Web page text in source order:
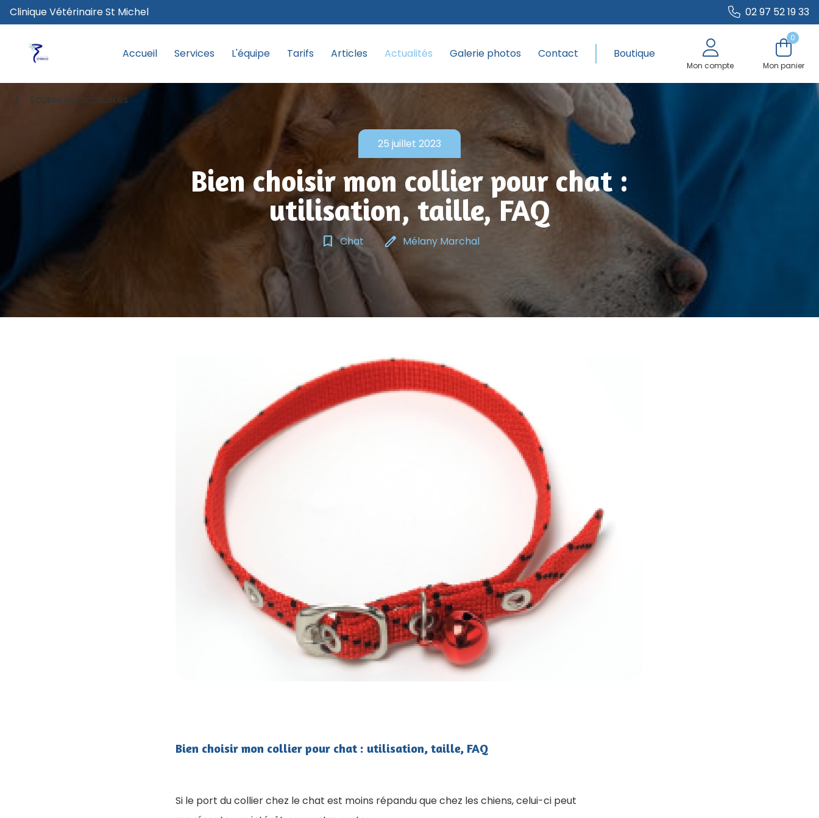
Clinique Vétérinaire St Michel 02 97 52 19 33
Accueil Services L'équipe Tarifs Articles Actualités Galerie photos Contact Boutique
Mon compte
0
Mon panier
chevron_left Toutes les actualités
25 juillet 2023
Bien choisir mon collier pour chat :
utilisation, taille, FAQ
bookmark_border Chat edit Mélany Marchal
Bien choisir mon collier pour chat : utilisation, taille, FAQ
Si le port du collier chez le chat est moins répandu que chez les chiens, celui-ci peut